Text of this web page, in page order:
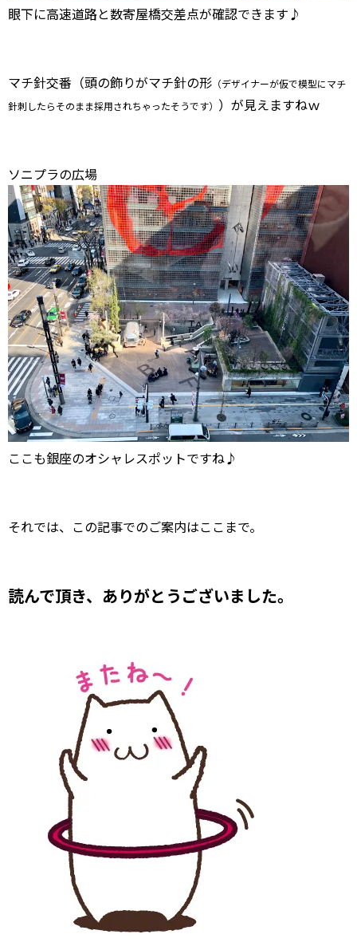
眼下に高速道路と数寄屋橋交差点が確認できます♪
マチ針交番（頭の飾りがマチ針の形 （デザイナーが仮で模型にマチ
針刺したらそのまま採用されちゃったそうです） ）が見えますねｗ
ソニプラの広場
ここも銀座のオシャレスポットですね♪
それでは、この記事でのご案内はここまで。
読んで頂き、ありがとうございました。